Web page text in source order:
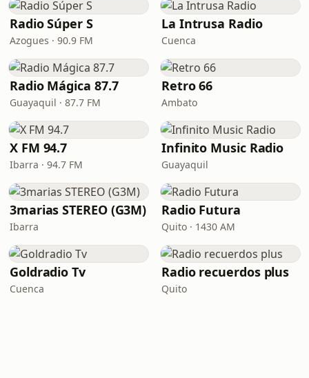
Radio Súper S
Azogues · 90.9 FM
La Intrusa Radio
Cuenca
Radio Mágica 87.7
Guayaquil · 87.7 FM
Retro 66
Ambato
X FM 94.7
Ibarra · 94.7 FM
Infinito Music Radio
Guayaquil
3marias STEREO (G3M)
Ibarra
Radio Futura
Quito · 1430 AM
Goldradio Tv
Cuenca
Radio recuerdos plus
Quito